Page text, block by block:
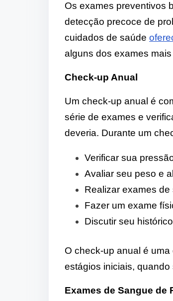
Os exames preventivos
detecção precoce de
cuidados de saúde
alguns dos exames
Check-up Anual
Um check-up anual é
série de exames e
deveria. Durante um
Verificar sua
Avaliar seu peso e
Realizar exames
Fazer um exame
Discutir seu
O check-up anual é
estágios iniciais,
Exames de Sangue de